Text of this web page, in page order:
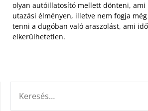
olyan autóillatosító mellett dönteni, ami
utazási élményen, illetve nem fogja
tenni a dugóban való araszolást, ami
elkerülhetetlen.